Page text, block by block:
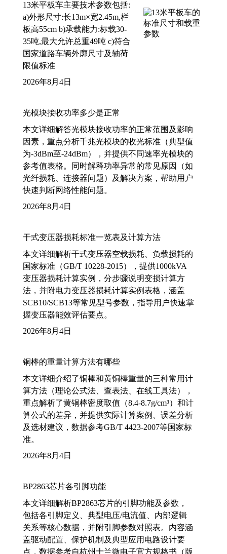
13米平板车主要技术参数包括:
a)外形尺寸:长13m×宽2.45m,栏
板高55cm b)承载能力:标载30-
35吨,最大允许总重49吨 c)符合
国家道路车辆外廓尺寸及轴荷
限值标准
2026年8月4日
光模块接收功率多少是正常
本文详细解答光模块接收功率的正常范围及影响
因素，重点分析千兆光模块的收光标准（典型值
为-3dBm至-24dBm），并提供不同速率光模块的
参考值表格。同时解释功率异常的常见原因（如
光纤损耗、连接器问题）及解决方案，帮助用户
快速判断网络性能问题。
2026年8月4日
干式变压器损耗标准一览表及计算方法
本文详细解析干式变压器空载损耗、负载损耗的
国家标准（GB/T 10228-2015），提供1000kVA
变压器损耗计算实例，分步骤说明变损计算方
法，并附电力变压器损耗计算实例表格，涵盖
SCB10/SCB13等常见型号参数，指导用户快速掌
握变压器能效评估要点。
2026年8月4日
铜棒的重量计算方法有哪些
本文详细介绍了铜棒和黄铜棒重量的三种常用计
算方法（理论公式法、查表法、在线工具法），
重点解析了黄铜棒密度取值（8.4-8.7g/cm³）和计
算公式的差异，并提供实际计算案例、误差分析
及选材建议，数据参考GB/T 4423-2007等国家标
准。
2026年8月4日
BP2863芯片各引脚功能
本文详细解析BP2863芯片的引脚功能及参数，
包括各引脚定义、典型电压/电流值、内部逻辑
关系等核心数据，并附引脚参数对照表。内容涵
盖驱动配置、保护机制及典型应用电路设计要
点，数据参考自杭州士兰微电子官方规格书（版